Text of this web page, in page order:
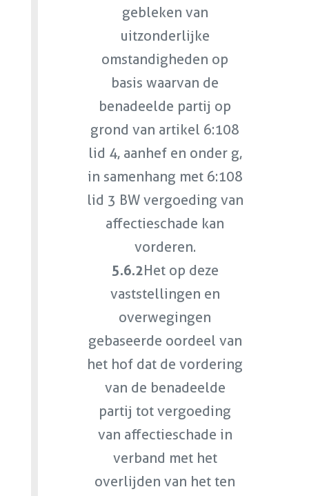
gebleken van
uitzonderlijke
omstandigheden op
basis waarvan de
benadeelde partij op
grond van artikel 6:108
lid 4, aanhef en onder g,
in samenhang met 6:108
lid 3 BW vergoeding van
affectieschade kan
vorderen.
5.6.2Het op deze
vaststellingen en
overwegingen
gebaseerde oordeel van
het hof dat de vordering
van de benadeelde
partij tot vergoeding
van affectieschade in
verband met het
overlijden van het ten